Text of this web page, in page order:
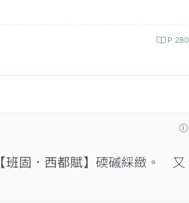
P.280
【班固．西都賦】 碝磩綵緻。 又